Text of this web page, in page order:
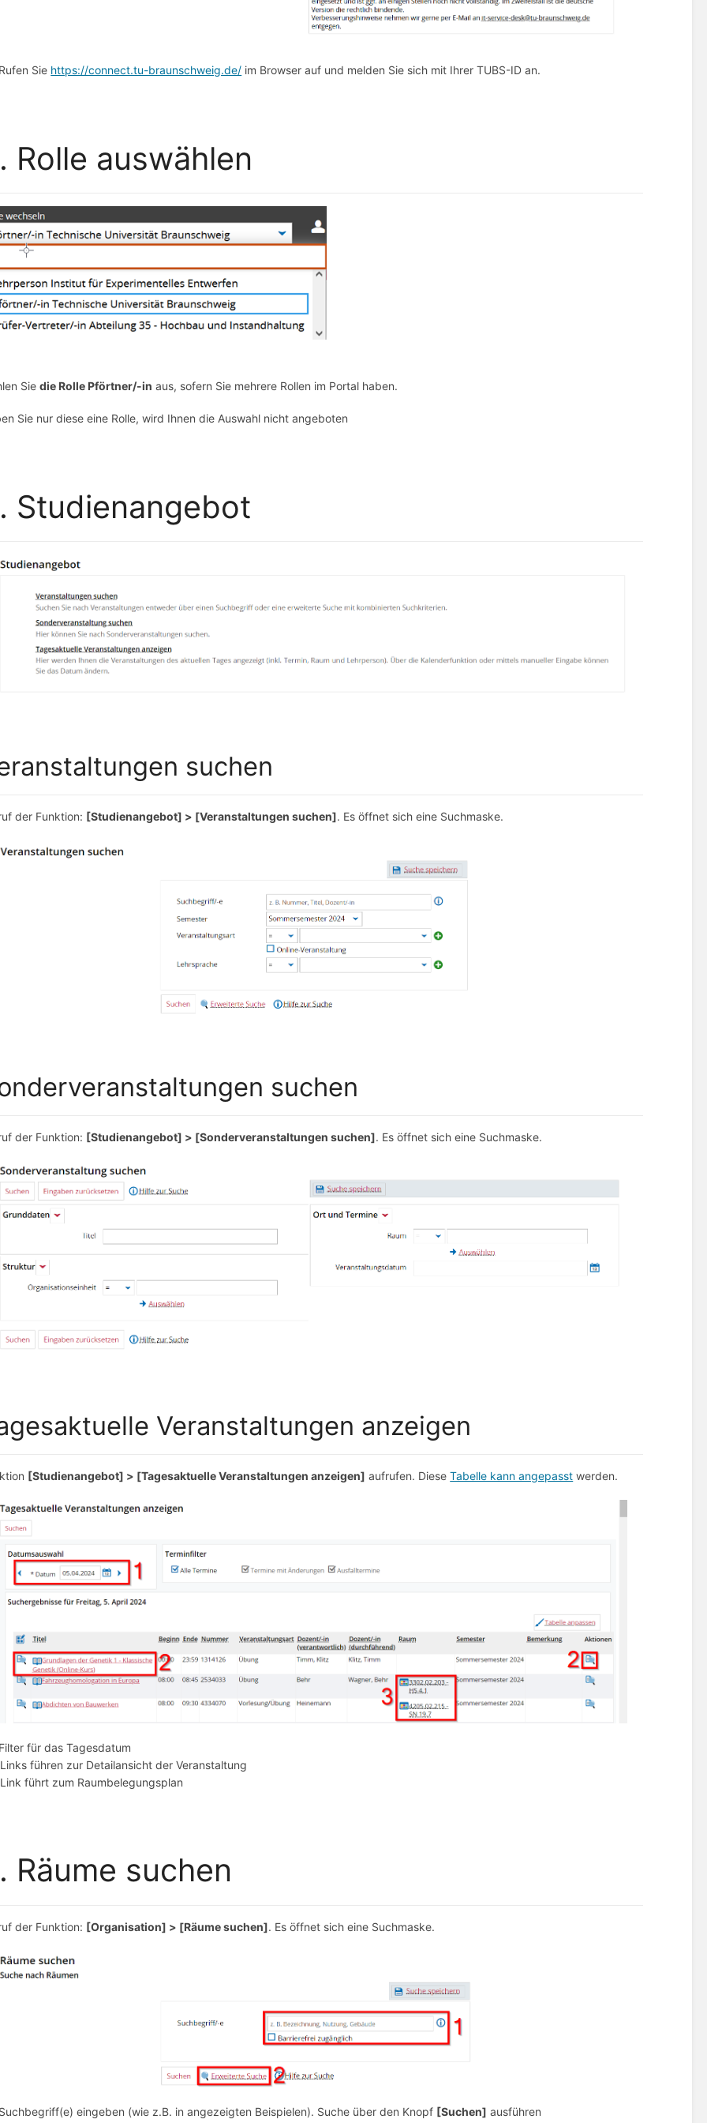
Rufen Sie https://connect.tu-braunschweig.de/ im Browser auf und melden Sie sich mit Ihrer TUBS-ID an.
Rolle auswählen
Siedie Rolle Pförtner/-in aus, sofern Sie mehrere Rollen im Portal haben.
Sie nur diese eine Rolle, wird Ihnen die Auswahl nicht angeboten
Studienangebot
suchen
der Funktion: [Studienangebot] > [Veranstaltungen suchen]. Es öffnet sich eine Suchmaske.
suchen
der Funktion: [Studienangebot] > [Sonderveranstaltungen suchen]. Es öffnet sich eine Suchmaske.
Veranstaltungen anzeigen
[Studienangebot] > [Tagesaktuelle Veranstaltungen anzeigen] aufrufen. DieseTabelle kann angepasst werden.
Filter für das Tagesdatum
Links führen zur Detailansicht der Veranstaltung
Link führt zum Raumbelegungsplan
Räume suchen
der Funktion: [Organisation] > [Räume suchen]. Es öffnet sich eine Suchmaske.
Suchbegriff(e) eingeben (wie z.B. in angezeigten Beispielen). Suche über den Knopf [Suchen] ausführen